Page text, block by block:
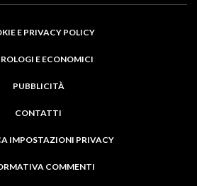
E PRIVACY POLICY
E ECONOMICI
PUBBLICITÀ
CONTATTI
IMPOSTAZIONI PRIVACY
COMMENTI